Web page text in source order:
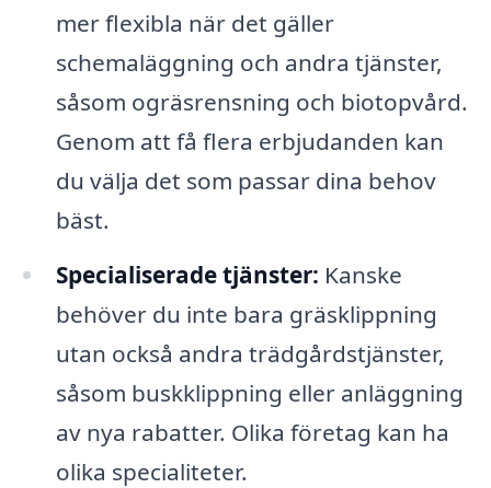
mer flexibla när det gäller
schemaläggning och andra tjänster,
såsom ogräsrensning och biotopvård.
Genom att få flera erbjudanden kan
du välja det som passar dina behov
bäst.
Specialiserade tjänster: Kanske
behöver du inte bara gräsklippning
utan också andra trädgårdstjänster,
såsom buskklippning eller anläggning
av nya rabatter. Olika företag kan ha
olika specialiteter.